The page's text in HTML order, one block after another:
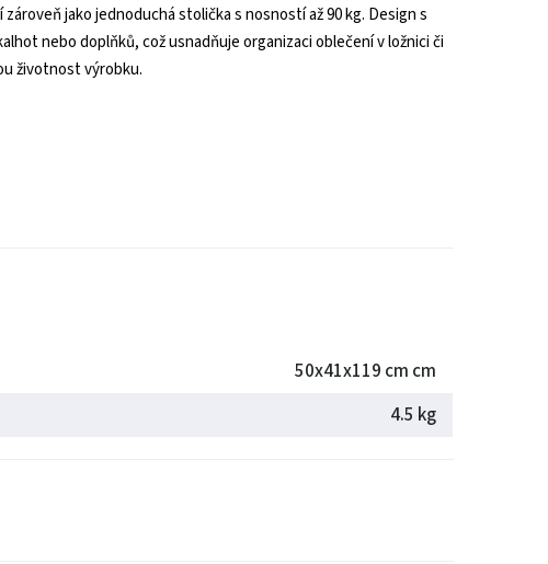
jako jednoduchá stolička s nosností až 90 kg. Design s
nebo doplňků, což usnadňuje organizaci oblečení v ložnici či
životnost výrobku.
50x41x119 cm cm
4.5 kg